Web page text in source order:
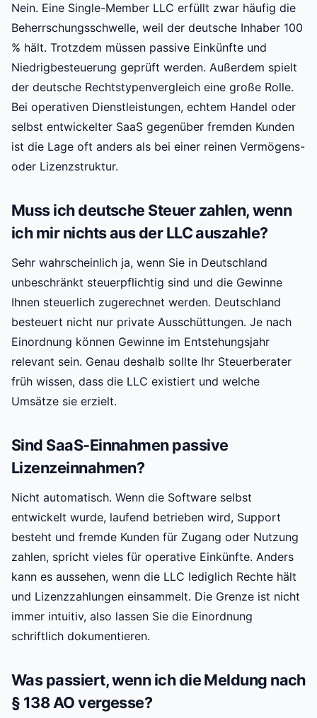
Nein. Eine Single-Member LLC erfüllt zwar häufig die
Beherrschungsschwelle, weil der deutsche Inhaber 100
% hält. Trotzdem müssen passive Einkünfte und
Niedrigbesteuerung geprüft werden. Außerdem spielt
der deutsche Rechtstypenvergleich eine große Rolle.
Bei operativen Dienstleistungen, echtem Handel oder
selbst entwickelter SaaS gegenüber fremden Kunden
ist die Lage oft anders als bei einer reinen Vermögens-
oder Lizenzstruktur.
Muss ich deutsche Steuer zahlen, wenn
ich mir nichts aus der LLC auszahle?
Sehr wahrscheinlich ja, wenn Sie in Deutschland
unbeschränkt steuerpflichtig sind und die Gewinne
Ihnen steuerlich zugerechnet werden. Deutschland
besteuert nicht nur private Ausschüttungen. Je nach
Einordnung können Gewinne im Entstehungsjahr
relevant sein. Genau deshalb sollte Ihr Steuerberater
früh wissen, dass die LLC existiert und welche
Umsätze sie erzielt.
Sind SaaS-Einnahmen passive
Lizenzeinnahmen?
Nicht automatisch. Wenn die Software selbst
entwickelt wurde, laufend betrieben wird, Support
besteht und fremde Kunden für Zugang oder Nutzung
zahlen, spricht vieles für operative Einkünfte. Anders
kann es aussehen, wenn die LLC lediglich Rechte hält
und Lizenzzahlungen einsammelt. Die Grenze ist nicht
immer intuitiv, also lassen Sie die Einordnung
schriftlich dokumentieren.
Was passiert, wenn ich die Meldung nach
§ 138 AO vergesse?